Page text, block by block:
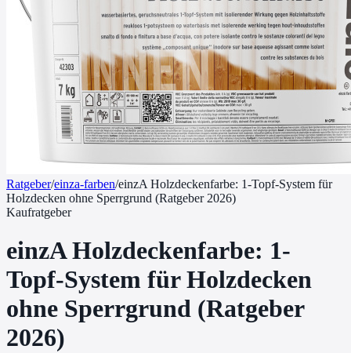
Ratgeber/einza-farben/einzA Holzdeckenfarbe: 1-Topf-System für
Holzdecken ohne Sperrgrund (Ratgeber 2026)
Kaufratgeber
einzA Holzdeckenfarbe: 1-
Topf-System für Holzdecken
ohne Sperrgrund (Ratgeber
2026)